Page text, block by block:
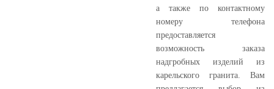
а также по контактному
номеру телефона
предоставляется
возможность заказа
надгробных изделий из
карельского гранита. Вам